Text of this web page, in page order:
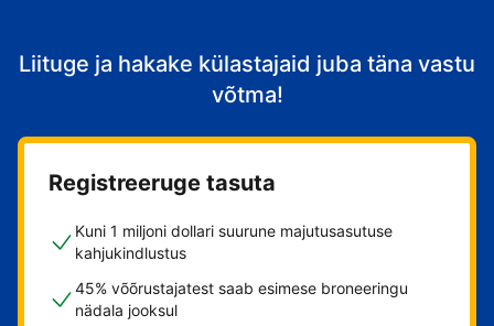
Liituge ja hakake külastajaid juba täna vastu
võtma!
Registreeruge tasuta
Kuni 1 miljoni dollari suurune majutusasutuse
kahjukindlustus
45% võõrustajatest saab esimese broneeringu
nädala jooksul